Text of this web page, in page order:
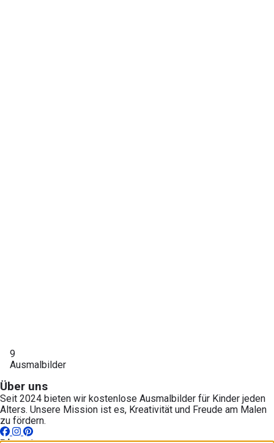
9
Ausmalbilder
Über uns
Seit 2024 bieten wir kostenlose Ausmalbilder für Kinder jeden
Alters. Unsere Mission ist es, Kreativität und Freude am Malen
zu fördern.